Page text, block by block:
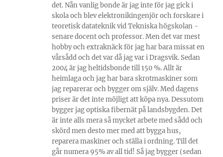
det. Nån vanlig bonde är jag inte för jag gick i
skola och blev elektronikingenjör och forskare i
teoretisk datateknik vid Tekniska högskolan -
senare docent och professor. Men det var mest
hobby och extraknäck för jag har bara missat en
vårsådd och det var då jag var i Dragsvik. Sedan
2004 är jag heltidsbonde till 150 %. Allt är
heimlaga och jag har bara skrotmaskiner som
jag reparerar och bygger om själv. Med dagens
priser är det inte möjligt att köpa nya. Dessutom
bygger jag optiska fibernät på landsbygden. Det
är inte alls mera så mycket arbete med sådd och
skörd men desto mer med att bygga hus,
reparera maskiner och ställa i ordning. Till det
går numera 95% av all tid! Så jag bygger (sedan